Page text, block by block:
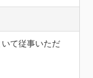
て従事いただ